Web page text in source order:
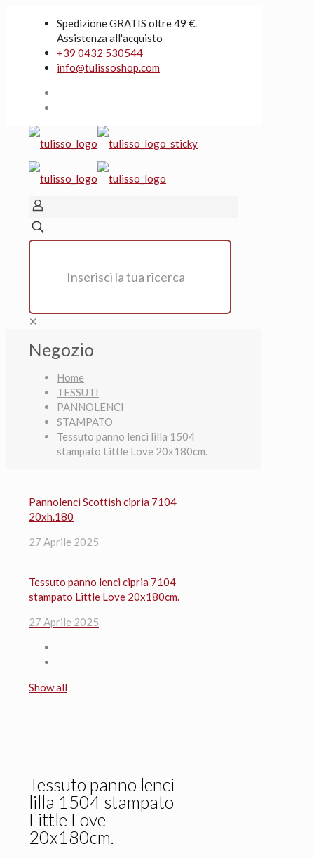
Spedizione GRATIS oltre 49 €.
Assistenza all'acquisto
+39 0432 530544
info@tulissoshop.com
✕
Negozio
Home
TESSUTI
PANNOLENCI
STAMPATO
Tessuto panno lenci lilla 1504
stampato Little Love 20x180cm.
Pannolenci Scottish cipria 7104
20xh.180
27 Aprile 2025
Tessuto panno lenci cipria 7104
stampato Little Love 20x180cm.
27 Aprile 2025
Show all
Tessuto panno lenci
lilla 1504 stampato
Little Love
20x180cm.